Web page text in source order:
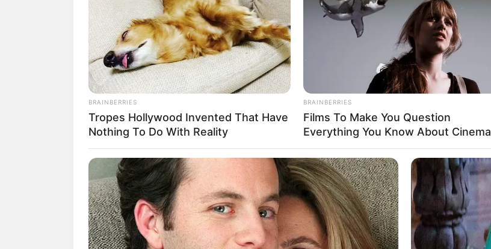
SHARE TWEET SHARE WHATSAPP TELEGRAM LINE
Hampir dari kita saat kanak-kanak pasti pernah memperhatikan bentuk awan-awan. Meskipun
memiliki bentuk abstrak tetapi dulu kita kerap membayangkan awan-awan tersebut berbentuk
sesuai dengan imajinasi kita.
Seorang ilustrator buku anak, Chris Judge nampaknya paham betul dengan imajinasi anak
terhadap awan itu.
Ia pun mencoba membawa kita semua kembali ke masa kanak-kanak dengan mengunggah
pemandangan awan yang telah dipermaknya.
Pada akun twitternya, ia mengunggah beberapa foto awan yang telah ia tambahkan coretan
sehingga menghasilkan beragam awan berbentuk lucu.
Seakan unggahannya tersebut telah menyegarkan imajinasi kita dulu. Banyak orang yang
menyukainya dan ikut mengunggah coretan awan mereka sendiri.
BRAINBERRIES
Tropes Hollywood Invented That Have
Nothing To Do With Reality
BRAINBERRIES
Films To Make You Question
Everything You Know About Cinema